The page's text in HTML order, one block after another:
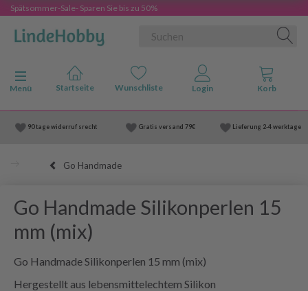
Spätsommer-Sale- Sparen Sie bis zu 50%
Anzeige ändern
Menü
90 tage widerruf srecht Gratis versand 79€ Lieferung 2-4 werktage
Go Handmade
Go Handmade Silikonperlen 15
mm (mix)
Go Handmade Silikonperlen 15 mm (mix)
Hergestellt aus lebensmittelechtem Silikon